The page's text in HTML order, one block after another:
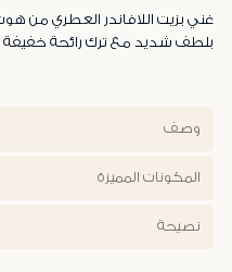
غني بزيت اللافاندر العطري من
بلطف شديد مع ترك رائحة
وصف
المكونات المميزة
نصيحة